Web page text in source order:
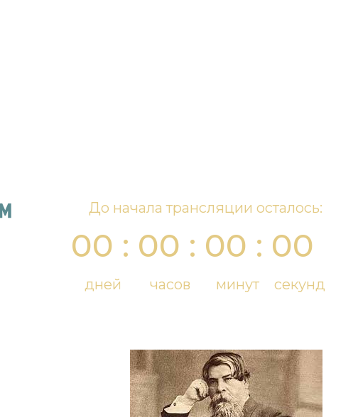
00 : 00 : 00 : 00
До начала трансляции осталось:
дней часов минут секунд